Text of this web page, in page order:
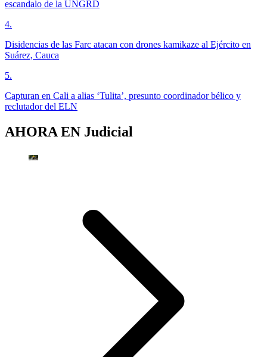
escandalo de la UNGRD
4.
Disidencias de las Farc atacan con drones kamikaze al Ejército en
Suárez, Cauca
5.
Capturan en Cali a alias ‘Tulita’, presunto coordinador bélico y
reclutador del ELN
AHORA EN Judicial